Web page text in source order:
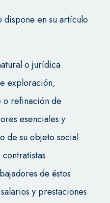
en su artículo
o jurídica
exploración,
refinación de
esenciales y
de su objeto social
de éstos
y prestaciones